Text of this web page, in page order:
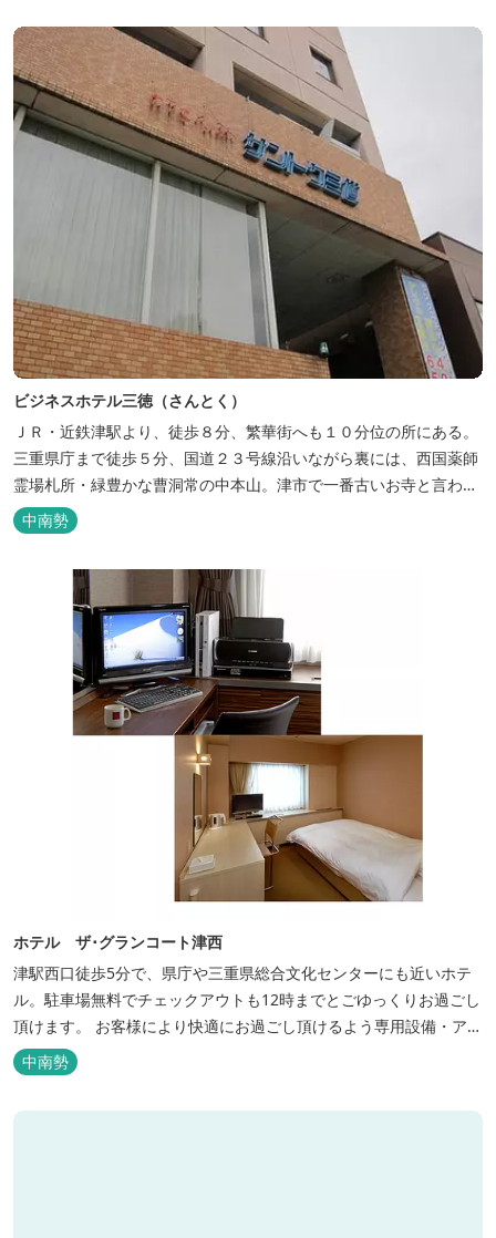
ビジネスホテル三徳（さんとく）
ＪＲ・近鉄津駅より、徒歩８分、繁華街へも１０分位の所にある。
三重県庁まで徒歩５分、国道２３号線沿いながら裏には、西国薬師
霊場札所・緑豊かな曹洞常の中本山。津市で一番古いお寺と言われ
る塔世山四天王寺があります。
中南勢
ホテル ザ･グランコート津西
津駅西口徒歩5分で、県庁や三重県総合文化センターにも近いホテ
ル。駐車場無料でチェックアウトも12時までとごゆっくりお過ごし
頂けます。 お客様により快適にお過ごし頂けるよう専用設備・アメ
ニティ付き女性専用フロアやビジネスマンに最適なパソコン・プリ
ンター設置のお部屋など多種多様な部屋タイプ・サービスをご用
中南勢